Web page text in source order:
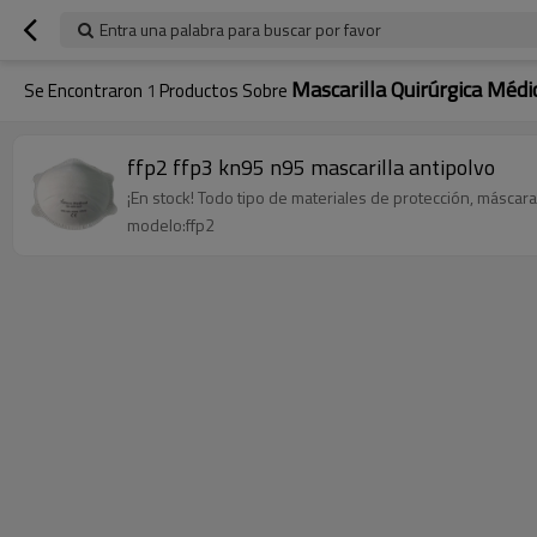
Entra una palabra para buscar por favor
Se Encontraron 1 Productos Sobre Mascarilla Quirúrgica
ffp2 ffp3 kn95 n95 mascarilla antipolvo
¡En stock! Todo tipo de materiales de protección,
modelo:ffp2